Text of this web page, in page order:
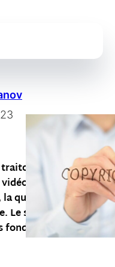
avec des
motion
question de la
Le sujet est vaste,
fondamentaux à